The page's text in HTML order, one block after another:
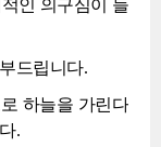
인 의구심이 들
드립니다.
하늘을 가린다
.